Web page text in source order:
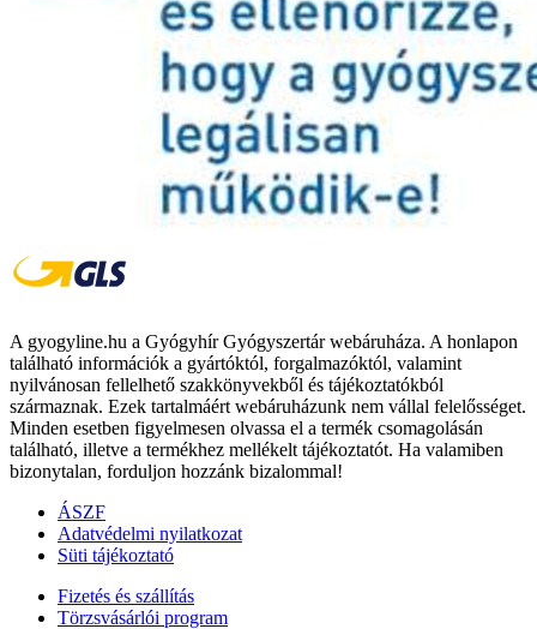
A gyogyline.hu a Gyógyhír Gyógyszertár webáruháza. A honlapon
található információk a gyártóktól, forgalmazóktól, valamint
nyilvánosan fellelhető szakkönyvekből és tájékoztatókból
származnak. Ezek tartalmáért webáruházunk nem vállal felelősséget.
Minden esetben figyelmesen olvassa el a termék csomagolásán
található, illetve a termékhez mellékelt tájékoztatót. Ha valamiben
bizonytalan, forduljon hozzánk bizalommal!
ÁSZF
Adatvédelmi nyilatkozat
Süti tájékoztató
Fizetés és szállítás
Törzsvásárlói program